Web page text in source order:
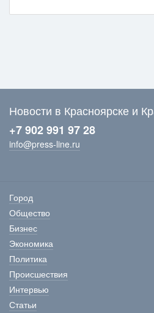
Новости в Красноярске и
+7 902 991 97 28
info@press-line.ru
Город
Общество
Бизнес
Экономика
Политика
Происшествия
Интервью
Статьи